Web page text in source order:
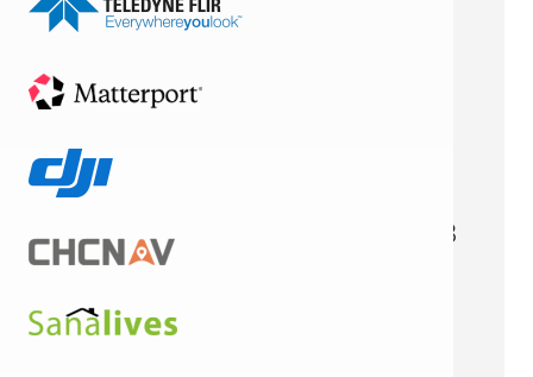
CMOS 1/1,3″, 48 MP, f/1.7,
Telecamera media:
equivalente 70 mm.
48 MP, f/2.8, equivalente 168
mm.
Termocamera a infrarossi:
Risoluzione 640 × 512, f/1.0,